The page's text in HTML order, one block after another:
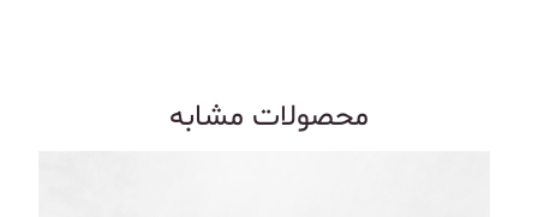
محصولات مشابه